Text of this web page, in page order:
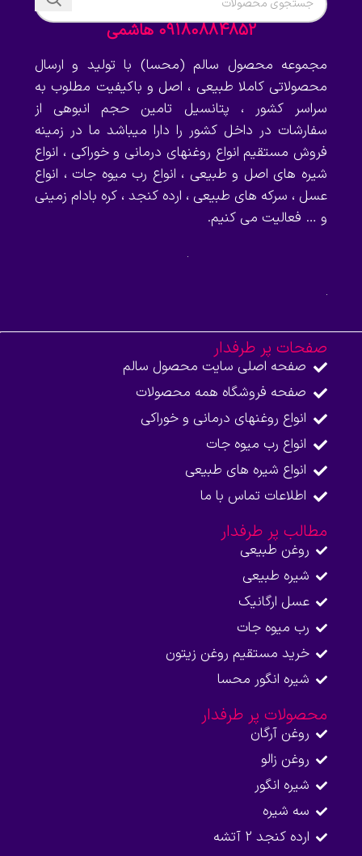
09180884852 هاشمی
مجموعه محصول سالم (محسا) با تولید و ارسال
محصولاتی کاملا طبیعی ، اصل و باکیفیت مطلوب به
سراسر کشور ، پتانسیل تامین حجم انبوهی از
سفارشات در داخل کشور را دارا میباشد ما در زمینه
فروش مستقیم انواع روغنهای درمانی و خوراکی ، انواع
شیره های اصل و طبیعی ، انواع رب میوه جات ، انواع
عسل ، سرکه های طبیعی ، ارده کنجد ، کره بادام زمینی
و … فعالیت می کنیم.
صفحات پر طرفدار
صفحه اصلی سایت محصول سالم
صفحه فروشگاه همه محصولات​
انواع روغنهای درمانی و خوراکی
انواع رب میوه جات
انواع شیره های طبیعی
اطلاعات تماس با ما​
مطالب پر طرفدار
روغن طبیعی
شیره طبیعی
عسل ارگانیک
رب میوه جات
خرید مستقیم روغن زیتون
شیره انگور محسا
محصولات پر طرفدار
روغن آرگان
روغن زالو
شیره انگور
سه شیره
ارده کنجد 2 آتشه